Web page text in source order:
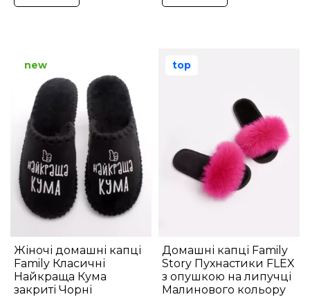
Жіночі домашні капці
Family Класичні
Найкраща Кума
закриті Чорні
new
Домашні капці Family
Story Пухнастики FLEX
з опушкою на липучці
Малинового кольору
top